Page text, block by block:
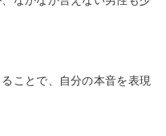
ことで、自分の本音を表現